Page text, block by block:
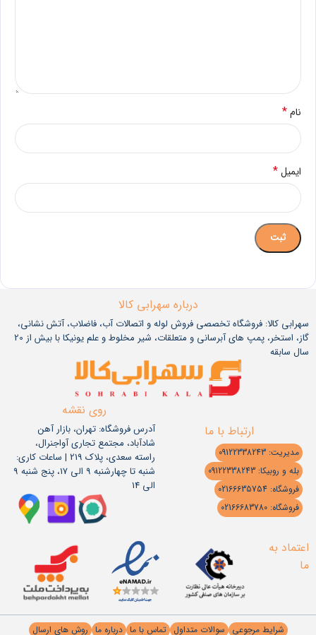
نام*
ایمیل*
درباره سهرابی کالا
سهرابی کالا: فروشگاه تخصصی فروش لوله و اتصالات آب، فاضلاب، آتش نشانی،
گاز، استخر، پمپ های آبرسانی و متعلقات، شیر مخلوط و علم یونیکا با بیش از 20
سال سابقه
ارتباط با ما
مدیریت: 09122338243
بله و روبیکا: 09122338243
فروشگاه: 02166635754
فروشگاه: 02166683780
روی نقشه
آدرس فروشگاه: تهران، بازار آهن
شادآباد، مجتمع تجاری آواجنرال،
راسته سعدی، پلاک 219 | ساعات کاری:
شنبه تا چهارشنبه 9 الی 17، پنج شنبه 9
الی 14
اعتماد به
ما
شرایط مرجوعی سوالات متداول تماس با ما درباره ما روش های ارسال